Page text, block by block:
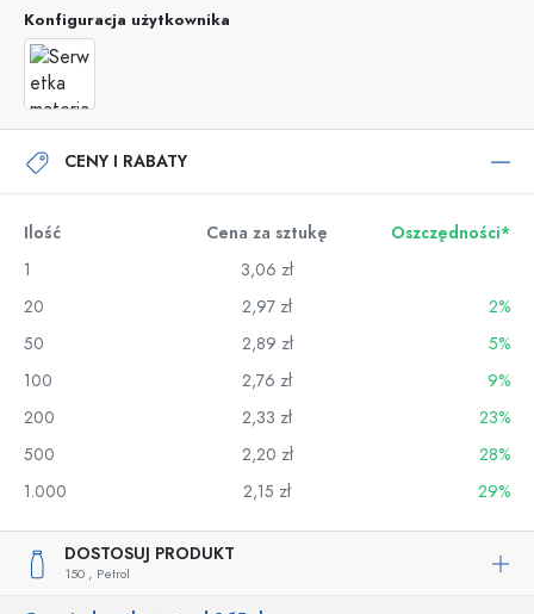
Konfiguracja użytkownika
CENY I RABATY
Ilość Cena za sztukę
Oszczędności*
1
3,06 zł
20
2,97 zł
2%
50
2,89 zł
5%
100
2,76 zł
9%
200
2,33 zł
23%
500
2,20 zł
28%
1.000
2,15 zł 29%
DOSTOSUJ PRODUKT
150 , Petrol